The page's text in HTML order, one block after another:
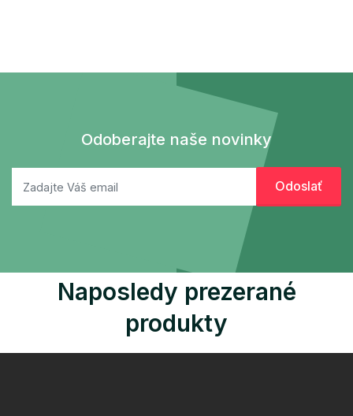
Odoberajte naše novinky
Naposledy prezerané
produkty